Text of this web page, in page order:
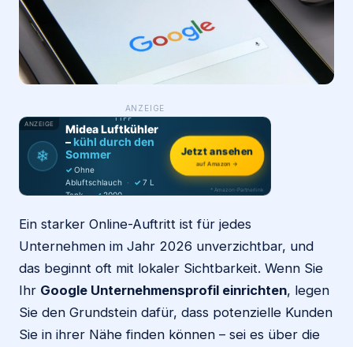
Login
ANZEIGE
ANZEIGE
❄
PRODUKT-
TIPP
Midea Luftkühler
–kühl durch den
Sommer
✓ Ohne
Abluftschlauch · ✓ 7 L
Tank · ✓2000
Jetzt ansehen
auf Amazon →
* Amazon-Partnerlink
Ein starker Online-Auftritt ist für jedes
Unternehmen im Jahr 2026 unverzichtbar, und
das beginnt oft mit lokaler Sichtbarkeit. Wenn Sie
Ihr Google Unternehmensprofil einrichten, legen
Sie den Grundstein dafür, dass potenzielle Kunden
Sie in ihrer Nähe finden können – sei es über die